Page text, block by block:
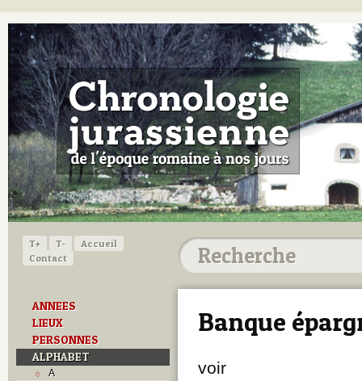
T+ T-
Accueil
Contact
ANNEES
LIEUX
PERSONNES
ALPHABET
A
Banque
voir